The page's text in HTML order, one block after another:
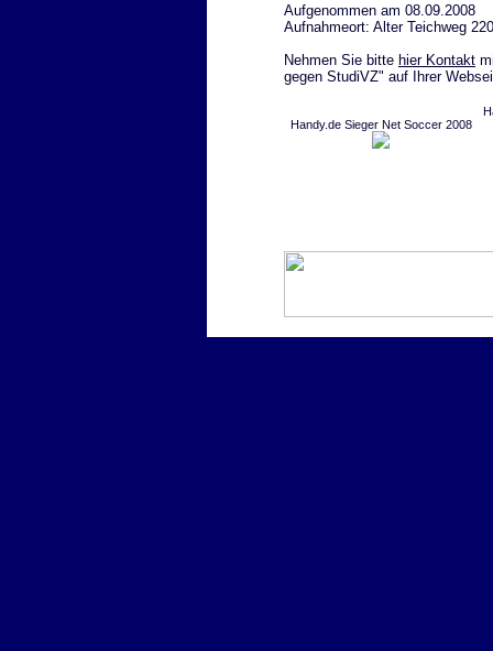
Aufgenommen am 08.09.2008
Aufnahmeort: Alter Teichweg
Nehmen Sie bitte hier Kontakt
gegen StudiVZ" auf Ihrer
Handy.de Sieger Net Soccer 2008